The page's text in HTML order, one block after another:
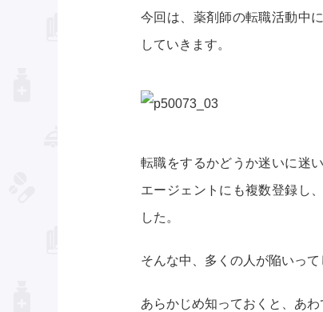
今回は、薬剤師の転職活動中
していきます。
転職をするかどうか迷いに迷
エージェントにも複数登録し
した。
そんな中、多くの人が陥いっ
あらかじめ知っておくと、あわ